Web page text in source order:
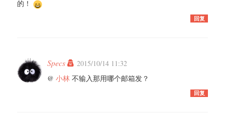
的！
回复
Specs
2015/10/14 11:32
@ 小林 不输入那用哪个邮箱发？
回复